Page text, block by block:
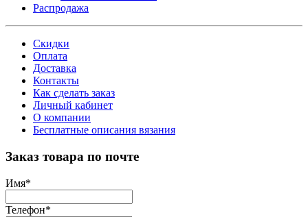
Распродажа
Скидки
Оплата
Доставка
Контакты
Как сделать заказ
Личный кабинет
О компании
Бесплатные описания вязания
Заказ товара по почте
Имя*
Телефон*